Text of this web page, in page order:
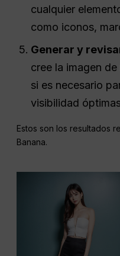
cualquier
como iconos,
Generar y
cree la imagen
si es necesario
visibilidad
Estos son los resultados
Banana.